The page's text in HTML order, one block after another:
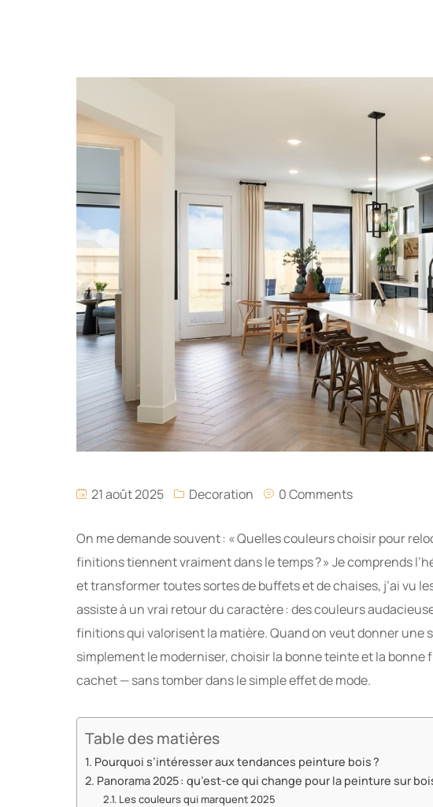
21 août 2025 Decoration 0 Comments
On me demande souvent : « Quelles couleurs choisir pour
finitions tiennent vraiment dans le temps ? » Je comprends
et transformer toutes sortes de buffets et de chaises, j’ai vu
assiste à un vrai retour du caractère : des couleurs
finitions qui valorisent la matière. Quand on veut donner une
simplement le moderniser, choisir la bonne teinte et la bonne
cachet — sans tomber dans le simple effet de mode.
Table des matières
Pourquoi s’intéresser aux tendances peinture bois ?
Panorama 2025 : qu’est-ce qui change pour la peinture sur
Les couleurs qui marquent 2025